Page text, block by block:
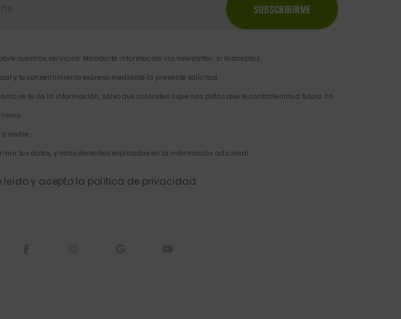
nuestros servicios. Mandarte información vía newsletter, si lo aceptas.
y tu consentimiento expreso mediante la presente solicitud.
se te da la información, salvo que contrates o que nos pidas que te contactemos a futuro. En
nadie.
tus datos, y otros derechos explicados en la información adicional
leído y acepto la política de privacidad